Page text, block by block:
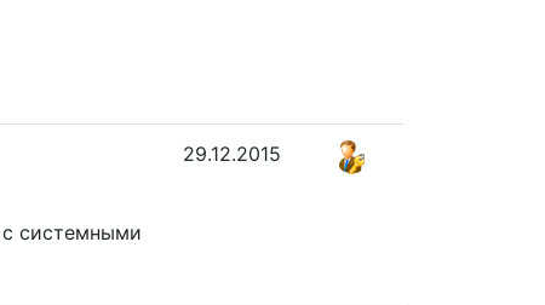
системными
29.12.2015